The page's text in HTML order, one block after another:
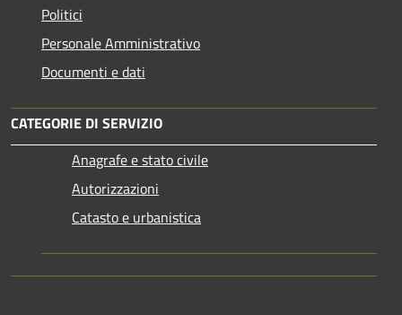
Politici
Personale Amministrativo
Documenti e dati
CATEGORIE DI SERVIZIO
Anagrafe e stato civile
Autorizzazioni
Catasto e urbanistica